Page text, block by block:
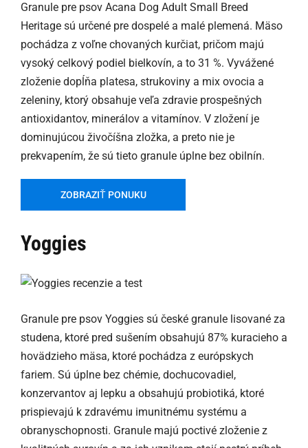
Granule pre psov Acana Dog Adult Small Breed
Heritage sú určené pre dospelé a malé plemená. Mäso
pochádza z voľne chovaných kurčiat, pričom majú
vysoký celkový podiel bielkovín, a to 31 %. Vyvážené
zloženie dopĺňa platesa, strukoviny a mix ovocia a
zeleniny, ktorý obsahuje veľa zdravie prospešných
antioxidantov, minerálov a vitamínov. V zložení je
dominujúcou živočíšna zložka, a preto nie je
prekvapením, že sú tieto granule úplne bez obilnín.
ZOBRAZIŤ PONUKU
Yoggies
Granule pre psov Yoggies sú české granule lisované za
studena, ktoré pred sušením obsahujú 87% kuracieho a
hovädzieho mäsa, ktoré pochádza z európskych
fariem. Sú úplne bez chémie, dochucovadiel,
konzervantov aj lepku a obsahujú probiotiká, ktoré
prispievajú k zdravému imunitnému systému a
obranyschopnosti. Granule majú poctivé zloženie z